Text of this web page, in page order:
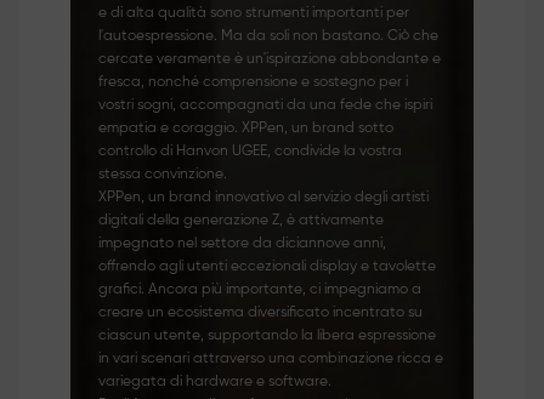
e di alta qualità sono strumenti importanti per
l'autoespressione. Ma da soli non bastano. Ciò che
cercate veramente è un'ispirazione abbondante e
fresca, nonché comprensione e sostegno per i
vostri sogni, accompagnati da una fede che ispiri
empatia e coraggio. XPPen, un brand sotto
controllo di Hanvon UGEE, condivide la vostra
stessa convinzione.
XPPen, un brand innovativo al servizio degli artisti
digitali della generazione Z, è attivamente
impegnato nel settore da diciannove anni,
offrendo agli utenti eccezionali display e tavolette
grafici. Ancora più importante, ci impegniamo a
creare un ecosistema diversificato incentrato su
ciascun utente, supportando la libera espressione
in vari scenari attraverso una combinazione ricca e
variegata di hardware e software.